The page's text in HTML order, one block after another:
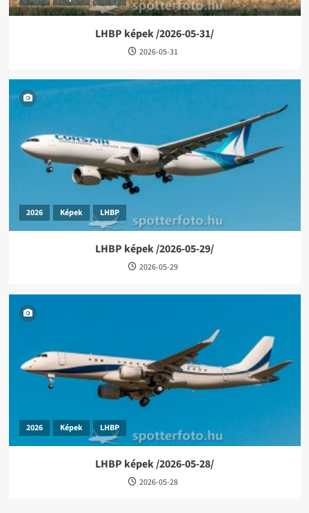
LHBP képek /2026-05-31/
2026-05-31
2026 Képek LHBP
LHBP képek /2026-05-29/
2026-05-29
2026 Képek LHBP
LHBP képek /2026-05-28/
2026-05-28